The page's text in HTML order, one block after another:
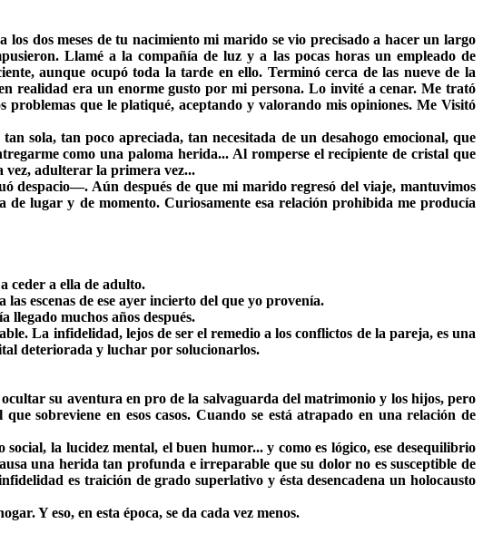
dos meses de tu nacimiento mi marido se vio precisado a hacer un largo
Llamé a la compañía de luz y a las pocas horas un empleado de
aunque ocupó toda la tarde en ello. Terminó cerca de las nueve de la
realidad era un enorme gusto por mi persona. Lo invité a cenar. Me trató
problemas que le platiqué, aceptando y valorando mis opiniones. Me Visitó
sola, tan poco apreciada, tan necesitada de un desahogo emocional, que
como una paloma herida... Al romperse el recipiente de cristal que
vez, adulterar la primera vez...
Aún después de que mi marido regresó del viaje, mantuvimos
de lugar y de momento. Curiosamente esa relación prohibida me producía
ceder a ella de adulto.
escenas de ese ayer incierto del que yo provenía.
llegado muchos años después.
La infidelidad, lejos de ser el remedio a los conflictos de la pareja, es una
deteriorada y luchar por solucionarlos.
su aventura en pro de la salvaguarda del matrimonio y los hijos, pero
sobreviene en esos casos. Cuando se está atrapado en una relación de
la lucidez mental, el buen humor... y como es lógico, ese desequilibrio
una herida tan profunda e irreparable que su dolor no es susceptible de
es traición de grado superlativo y ésta desencadena un holocausto
Y eso, en esta época, se da cada vez menos.